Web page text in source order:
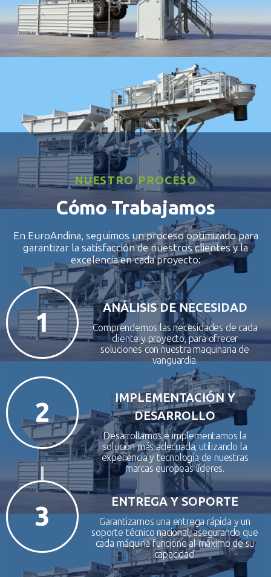
WET1000
NUESTRO PROCESO
Cómo Trabajamos
En EuroAndina, seguimos un proceso optimizado para
garantizar la satisfacción de nuestros clientes y la
excelencia en cada proyecto:
1 ANÁLISIS DE NECESIDAD
Comprendemos las necesidades de cada
cliente y proyecto, para ofrecer
soluciones con nuestra maquinaria de
vanguardia.
2
IMPLEMENTACIÓN Y
DESARROLLO
Desarrollamos e implementamos la
solución más adecuada, utilizando la
experiencia y tecnología de nuestras
marcas europeas líderes.
3 ENTREGA Y SOPORTE
Garantizamos una entrega rápida y un
soporte técnico nacional, asegurando que
cada máquina funcione al máximo de su
capacidad.